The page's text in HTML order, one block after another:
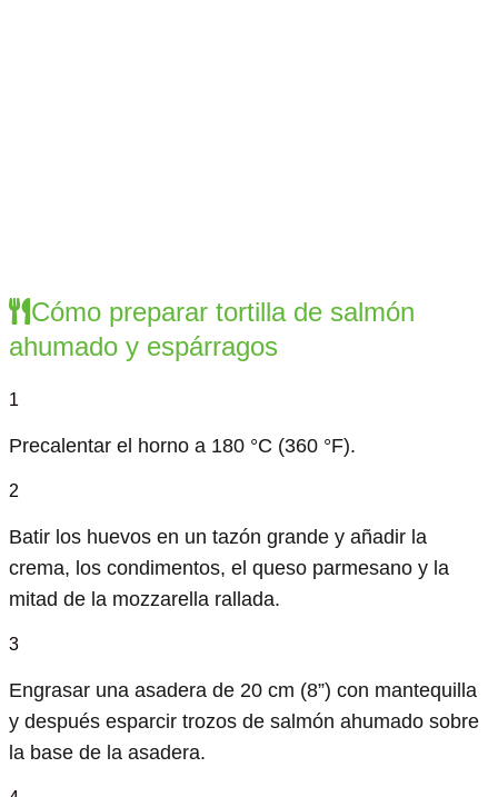
Cómo preparar tortilla de salmón
ahumado y espárragos
1
Precalentar el horno a 180 °C (360 °F).
2
Batir los huevos en un tazón grande y añadir la
crema, los condimentos, el queso parmesano y la
mitad de la mozzarella rallada.
3
Engrasar una asadera de 20 cm (8”) con mantequilla
y después esparcir trozos de salmón ahumado sobre
la base de la asadera.